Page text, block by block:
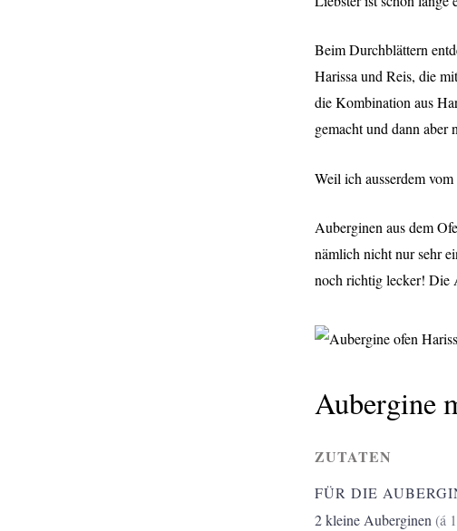
Beim Durchblättern
Harissa und Reis, die
die Kombination aus
gemacht und dann aber
Weil ich ausserdem
Auberginen aus dem
nämlich nicht nur sehr
noch richtig lecker! Die
Aubergine
ZUTATEN
FÜR DIE
2kleine Auberginen (á